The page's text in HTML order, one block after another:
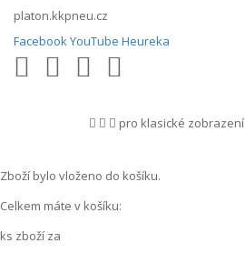
platon.kkpneu.cz
FacebookYouTube Heureka
pro klasické zobrazení
Zboží bylo vloženo do košíku.
Celkem máte v košíku:
ks zboží za